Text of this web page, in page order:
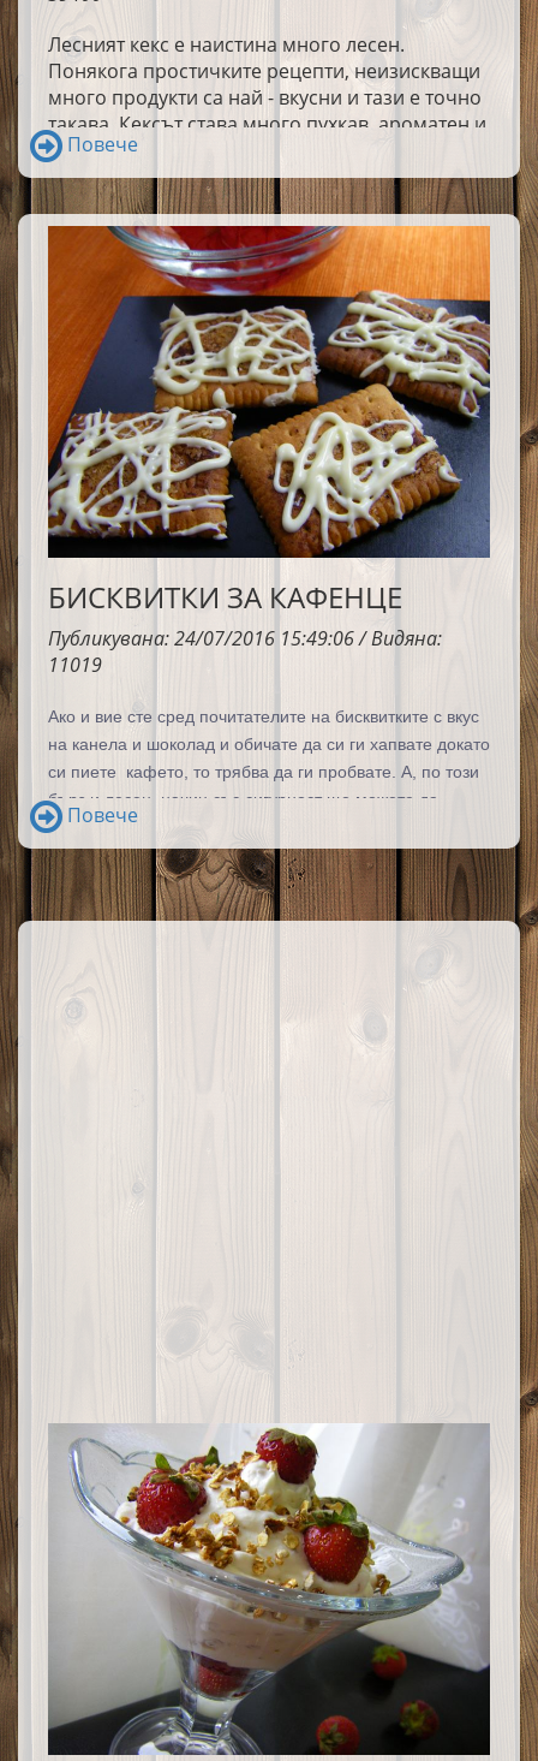
Лесният кекс е наистина много лесен.
Понякога простичките рецепти, неизискващи
много продукти са най - вкусни и тази е точно
такава. Кексът става много пухкав, ароматен и
вкусен.
Повече
БИСКВИТКИ ЗА КАФЕНЦЕ
Публикувана: 24/07/2016 15:49:06 / Видяна:
11019
Ако и вие сте сред почитателите на бисквитките с вкус
на канела и шоколад и обичате да си ги хапвате докато
си пиете кафето, то трябва да ги пробвате. А, по този
бърз и лесен начин със сигурност ще можете да
приготвите повечето от предлаганите в големите
верига магазини пакетирани бисквитки.
Повече